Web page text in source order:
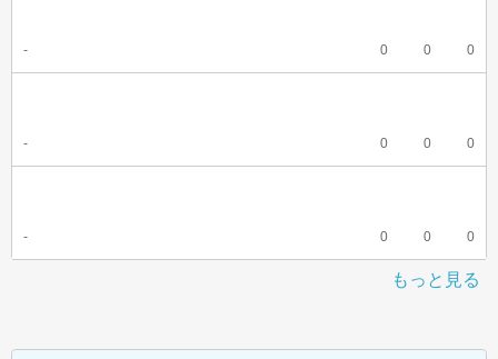
- 0 0 0
- 0 0 0
- 0 0 0
もっと見る